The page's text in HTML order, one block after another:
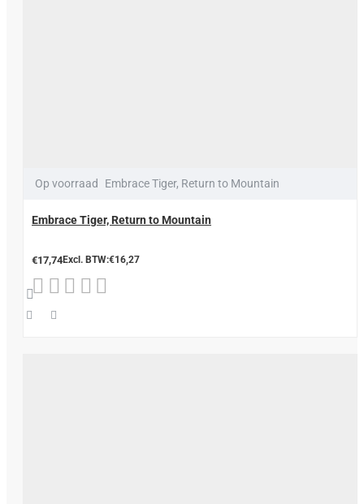
Op voorraad Embrace Tiger, Return to Mountain
Embrace Tiger, Return to Mountain
€17,74Excl. BTW:€16,27